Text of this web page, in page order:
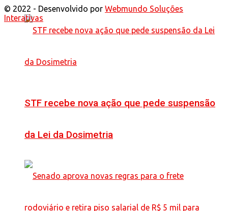
STF recebe nova ação que pede suspensão
da Lei da Dosimetria
© 2022 - Desenvolvido por Webmundo Soluções
Interativas